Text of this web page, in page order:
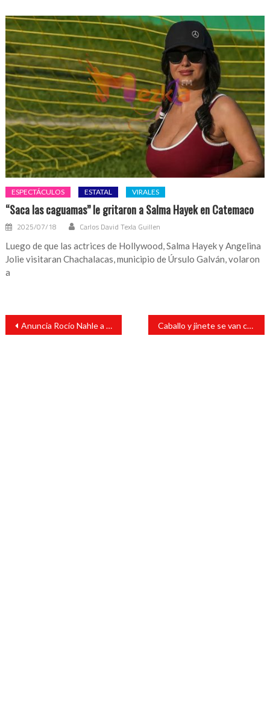
ESPECTÁCULOS ESTATAL VIRALES
“Saca las caguamas” le gritaron a Salma Hayek en Catemaco
2025/07/18 Carlos David Texla Guillen
Luego de que las actrices de Hollywood, Salma Hayek y Angelina
Jolie visitaran Chachalacas, municipio de Úrsulo Galván, volaron
a
Navegación
entradas
Anuncia Rocío Nahle a Contralor General del Estado Caballo y jinete se van contra la gente durante carrera en fiestas populares